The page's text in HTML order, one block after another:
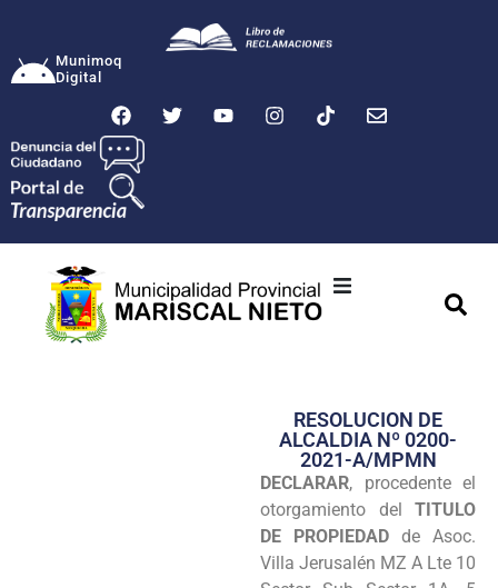
Munimoq
Digital
Transparencia
Seguridad
Programas
Intranet
RESOLUCION DE
ALCALDIA Nº 0200-
2021-A/MPMN
DECLARAR, procedente el
otorgamiento del TITULO
DE PROPIEDAD de Asoc.
Villa Jerusalén MZ A Lte 10